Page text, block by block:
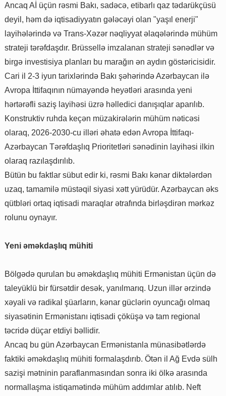
Ancaq Aİ üçün rəsmi Bakı, sadəcə, etibarlı qaz tədarükçüsü
deyil, həm də iqtisadiyyatın gələcəyi olan "yaşıl enerji"
layihələrində və Trans-Xəzər nəqliyyat əlaqələrində mühüm
strateji tərəfdaşdır. Brüssellə imzalanan strateji sənədlər və
birgə investisiya planları bu marağın ən aydın göstəricisidir.
Cari il 2-3 iyun tarixlərində Bakı şəhərində Azərbaycan ilə
Avropa İttifaqının nümayəndə heyətləri arasında yeni
hərtərəfli saziş layihəsi üzrə həlledici danışıqlar aparılıb.
Konstruktiv ruhda keçən müzakirələrin mühüm nəticəsi
olaraq, 2026-2030-cu illəri əhatə edən Avropa İttifaqı-
Azərbaycan Tərəfdaşlıq Prioritetləri sənədinin layihəsi ilkin
olaraq razılaşdırılıb.
Bütün bu faktlar sübut edir ki, rəsmi Bakı kənar diktələrdən
uzaq, tamamilə müstəqil siyasi xətt yürüdür. Azərbaycan əks
qütbləri ortaq iqtisadi maraqlar ətrafında birləşdirən mərkəz
rolunu oynayır.
Yeni əməkdaşlıq mühiti
Bölgədə qurulan bu əməkdaşlıq mühiti Ermənistan üçün də
taleyüklü bir fürsətdir desək, yanılmarıq. Uzun illər ərzində
xəyali və radikal şüarların, kənar güclərin oyuncağı olmaq
siyasətinin Ermənistanı iqtisadi çöküşə və tam regional
təcridə düçar etdiyi bəllidir.
Ancaq bu gün Azərbaycan Ermənistanla münasibətlərdə
faktiki əməkdaşlıq mühiti formalaşdırıb. Ötən il Ağ Evdə sülh
sazişi mətninin paraflanmasından sonra iki ölkə arasında
normallaşma istiqamətində mühüm addımlar atılıb. Neft